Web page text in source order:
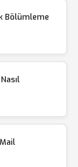
Bölümleme